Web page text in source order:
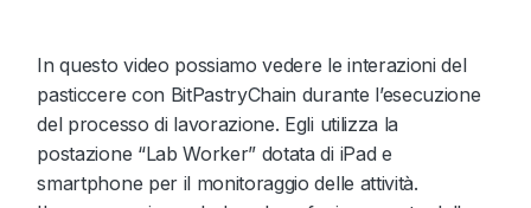
In questo video possiamo vedere le interazioni del
pasticcere con BitPastryChain durante l’esecuzione
del processo di lavorazione. Egli utilizza la
postazione “Lab Worker” dotata di iPad e
smartphone per il monitoraggio delle attività.